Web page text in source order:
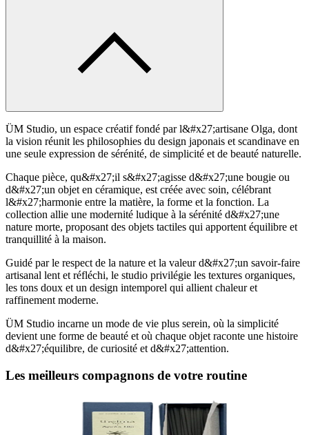
ÜM Studio, un espace créatif fondé par l&#x27;artisane Olga, dont
la vision réunit les philosophies du design japonais et scandinave en
une seule expression de sérénité, de simplicité et de beauté naturelle.
Chaque pièce, qu&#x27;il s&#x27;agisse d&#x27;une bougie ou
d&#x27;un objet en céramique, est créée avec soin, célébrant
l&#x27;harmonie entre la matière, la forme et la fonction. La
collection allie une modernité ludique à la sérénité d&#x27;une
nature morte, proposant des objets tactiles qui apportent équilibre et
tranquillité à la maison.
Guidé par le respect de la nature et la valeur d&#x27;un savoir-faire
artisanal lent et réfléchi, le studio privilégie les textures organiques,
les tons doux et un design intemporel qui allient chaleur et
raffinement moderne.
ÜM Studio incarne un mode de vie plus serein, où la simplicité
devient une forme de beauté et où chaque objet raconte une histoire
d&#x27;équilibre, de curiosité et d&#x27;attention.
Les meilleurs compagnons de votre routine